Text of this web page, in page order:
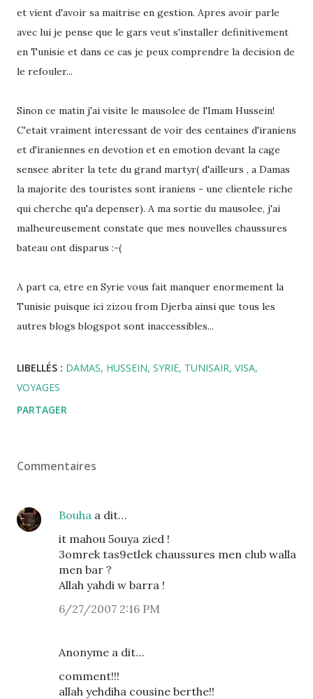
et vient d'avoir sa maitrise en gestion. Apres avoir parle
avec lui je pense que le gars veut s'installer definitivement
en Tunisie et dans ce cas je peux comprendre la decision de
le refouler...
Sinon ce matin j'ai visite le mausolee de l'Imam Hussein!
C'etait vraiment interessant de voir des centaines d'iraniens
et d'iraniennes en devotion et en emotion devant la cage
sensee abriter la tete du grand martyr( d'ailleurs , a Damas
la majorite des touristes sont iraniens - une clientele riche
qui cherche qu'a depenser). A ma sortie du mausolee, j'ai
malheureusement constate que mes nouvelles chaussures
bateau ont disparus :-(
A part ca, etre en Syrie vous fait manquer enormement la
Tunisie puisque ici zizou from Djerba ainsi que tous les
autres blogs blogspot sont inaccessibles...
LIBELLÉS : DAMAS HUSSEIN SYRIE TUNISAIR VISA
VOYAGES
PARTAGER
Commentaires
Bouha a dit…
it mahou 5ouya zied !
3omrek tas9etlek chaussures men club walla
men bar ?
Allah yahdi w barra !
6/27/2007 2:16 PM
Anonyme a dit…
comment!!!
allah yehdiha cousine berthe!!